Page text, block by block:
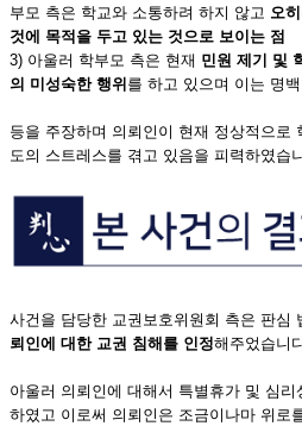
부모 측은 학교와 소통하려 하지 않고 오
것에 목적을 두고 있는 것으로 보이는 점
3) 아울러 학부모 측은 현재 민원 제기 및
의 미성숙한 행위 를 하고 있으며 이는 명
등을 주장하며 의뢰인이 현재 정상적으로
도의 스트레스를 겪고 있음을 피력하였습
사건을 담당한 교권보호위원회 측은 판심
뢰인에 대한 교권 침해를 인정해주었습니
아울러 의뢰인에 대해서 특별휴가 및 심
하였고 이로써 의뢰인은 조금이나마 위로